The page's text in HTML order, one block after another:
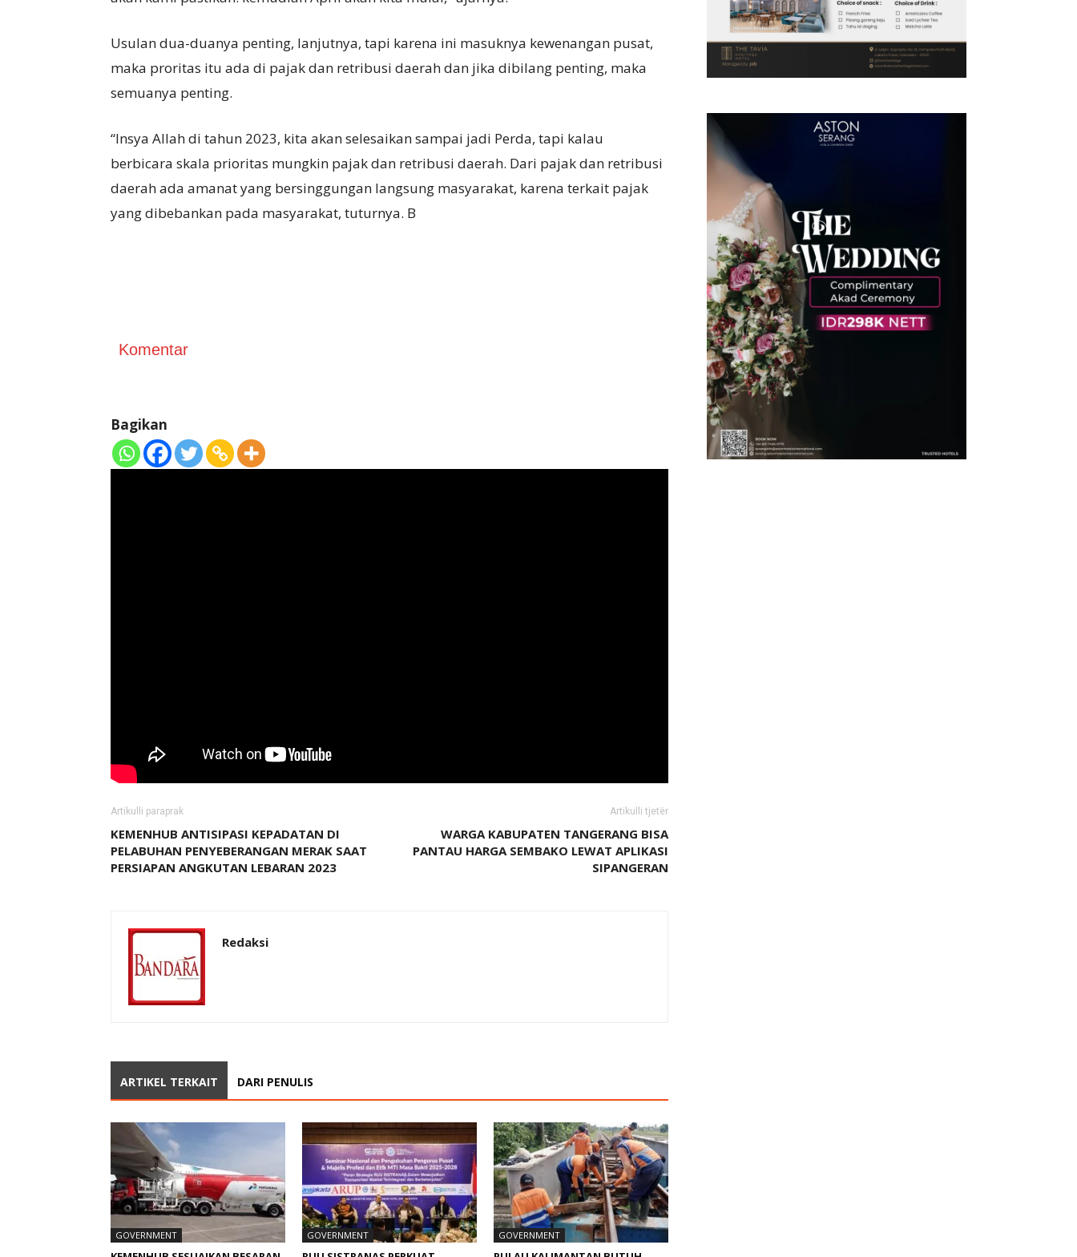
Usulan dua-duanya penting, lanjutnya, tapi karena ini masuknya kewenangan pusat,
maka proritas itu ada di pajak dan retribusi daerah dan jika dibilang penting, maka
semuanya penting.
“Insya Allah di tahun 2023, kita akan selesaikan sampai jadi Perda, tapi kalau
berbicara skala prioritas mungkin pajak dan retribusi daerah. Dari pajak dan retribusi
daerah ada amanat yang bersinggungan langsung masyarakat, karena terkait pajak
yang dibebankan pada masyarakat, tuturnya. B
Komentar
Bagikan
Artikulli paraprak
KEMENHUB ANTISIPASI KEPADATAN DI
PELABUHAN PENYEBERANGAN MERAK SAAT
PERSIAPAN ANGKUTAN LEBARAN 2023
Artikulli tjetër
WARGA KABUPATEN TANGERANG BISA
PANTAU HARGA SEMBAKO LEWAT APLIKASI
SIPANGERAN
Redaksi
ARTIKEL TERKAIT DARI PENULIS
GOVERNMENT GOVERNMENT GOVERNMENT